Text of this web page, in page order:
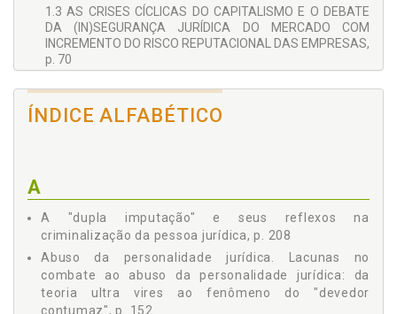
1.3 AS CRISES CÍCLICAS DO CAPITALISMO E O DEBATE
DA (IN)SEGURANÇA JURÍDICA DO MERCADO COM
INCREMENTO DO RISCO REPUTACIONAL DAS EMPRESAS,
p. 70
p. 77
1.3.2 As Crises Cíclicas do Capitalismo e as Empresas,
1.4 O NECESSÁRIO FOMENTO DO DISCLOSURE PARA
CRIAÇÃO DE MECANISMO CAPAZ DE REPARTIR
RESPONSABILIDADES PENAIS CORPORATIVAS E
PRESERVAR O MERCADO, p. 110
2 ANÁLISE CRÍTICA DO MODELO DE RESPONSABILIDADE
PENAL DA PESSOA JURÍDICA ADOTADO NO BRASIL, p. 123
2.1 O ABUSO DE DIREITO E A PESSOA JURÍDICA, p. 124
ÍNDICE ALFABÉTICO
A
A "dupla imputação" e seus reflexos na
criminalização da pessoa jurídica, p. 208
Abuso da personalidade jurídica. Lacunas no
combate ao abuso da personalidade jurídica: da
teoria ultra vires ao fenômeno do "devedor
contumaz", p. 152